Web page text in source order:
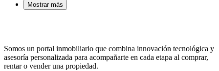
Mostrar más
Somos un portal inmobiliario que combina innovación tecnológica y
asesoría personalizada para acompañarte en cada etapa al comprar,
rentar o vender una propiedad.